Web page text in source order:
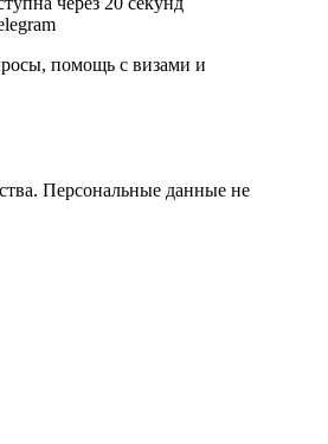
помощь с визами и
Персональные данные не